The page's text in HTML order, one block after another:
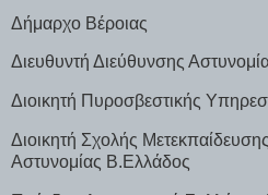
Δήμαρχο Βέροιας
Διευθυντή Διεύθυνσης
Διοικητή Πυροσβεστικής
Διοικητή Σχολής
Αστυνομίας Β.Ελλάδος